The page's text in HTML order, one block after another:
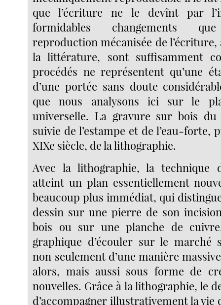
que l’écriture ne le devînt par
formidables changements
reproduction mécanisée de l’écriture,
la littérature, sont suffisamment
procédés ne représentent qu’une
d’une portée sans doute
que nous analysons ici sur le
universelle. La gravure sur bois du
suivie de l’estampe et de l’eau-forte,
XIXe siècle, de la lithographie.
Avec la lithographie, la technique
atteint un plan essentiellement
beaucoup plus immédiat, qui
dessin sur une pierre de son
bois ou sur une planche de
graphique d’écouler sur le marché
non seulement d’une manière
alors, mais aussi sous forme de
nouvelles. Grâce à la lithographie, le
d’accompagner illustrativement la vie